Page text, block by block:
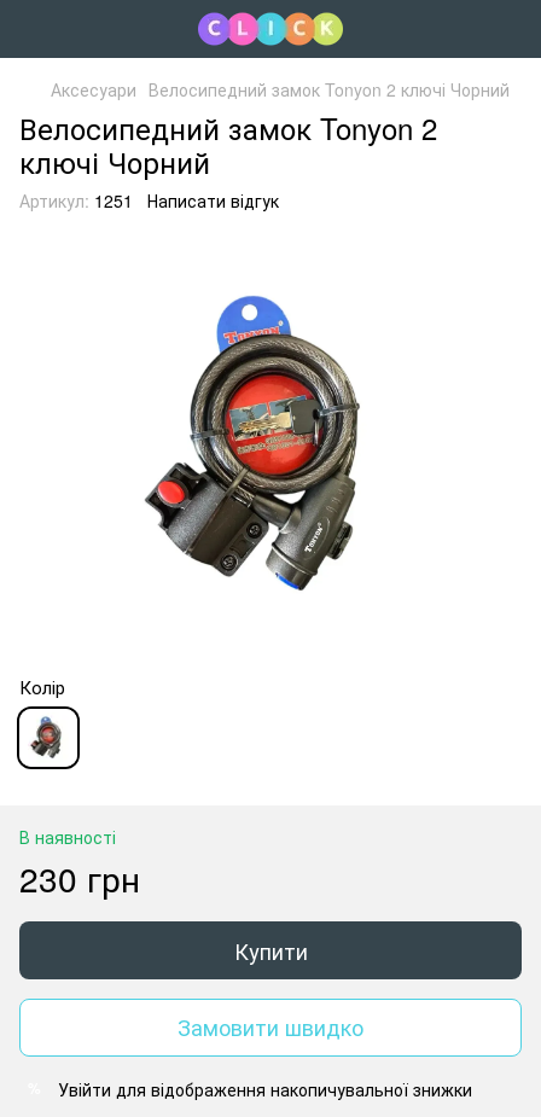
Аксесуари Велосипедний замок Tonyon 2 ключі Чорний
Велосипедний замок Tonyon 2
ключі Чорний
Артикул: 1251 Написати відгук
Колір
В наявності
230 грн
Купити
Замовити швидко
Увійти для відображення накопичувальної знижки